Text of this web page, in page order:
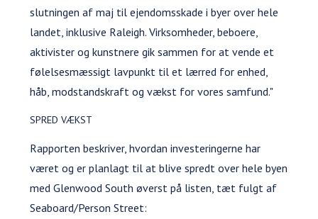
slutningen af maj til ejendomsskade i byer over hele
landet, inklusive Raleigh. Virksomheder, beboere,
aktivister og kunstnere gik sammen for at vende et
følelsesmæssigt lavpunkt til et lærred for enhed,
håb, modstandskraft og vækst for vores samfund."
SPRED VÆKST
Rapporten beskriver, hvordan investeringerne har
været og er planlagt til at blive spredt over hele byen
med Glenwood South øverst på listen, tæt fulgt af
Seaboard/Person Street: